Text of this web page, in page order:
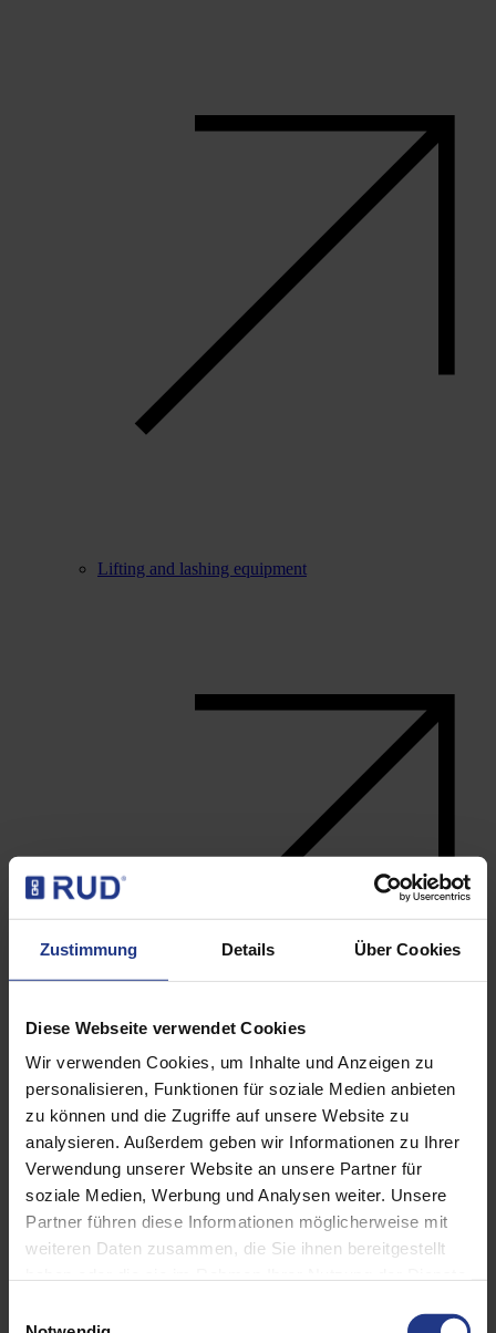
Zustimmung Details Über Cookies
Diese Webseite verwendet Cookies
Wir verwenden Cookies, um Inhalte und Anzeigen zu
personalisieren, Funktionen für soziale Medien anbieten
zu können und die Zugriffe auf unsere Website zu
analysieren. Außerdem geben wir Informationen zu Ihrer
Verwendung unserer Website an unsere Partner für
soziale Medien, Werbung und Analysen weiter. Unsere
Partner führen diese Informationen möglicherweise mit
weiteren Daten zusammen, die Sie ihnen bereitgestellt
unserer Datenschutzerklärung.
Lifting and lashing equipment
Lifting points